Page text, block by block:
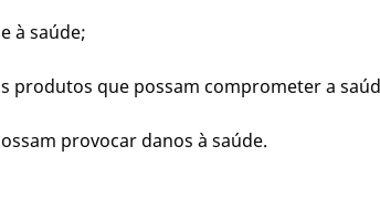
à saúde;
que possam comprometer a
provocar danos à saúde.